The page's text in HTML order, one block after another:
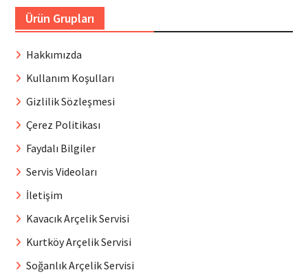
Ürün Grupları
Hakkımızda
Kullanım Koşulları
Gizlilik Sözleşmesi
Çerez Politikası
Faydalı Bilgiler
Servis Videoları
İletişim
Kavacık Arçelik Servisi
Kurtköy Arçelik Servisi
Soğanlık Arçelik Servisi